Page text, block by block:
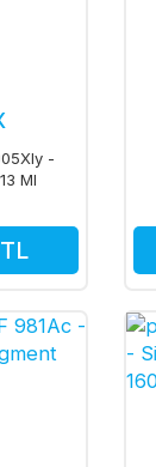
-
Ml